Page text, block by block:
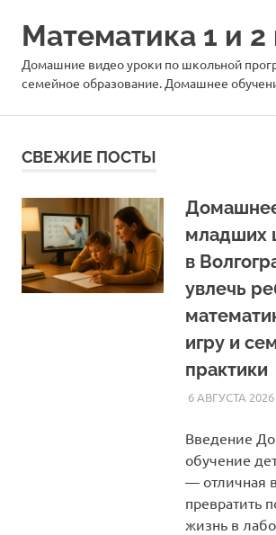
Математика 1 и 2
Домашние видео уроки по школьной
семейное образование. Домашнее
СВЕЖИЕ ПОСТЫ
младших
в
увлечь
игру и
практики
6 АВГУСТА 2026
Введение
обучение
— отличная
превратить
жизнь в